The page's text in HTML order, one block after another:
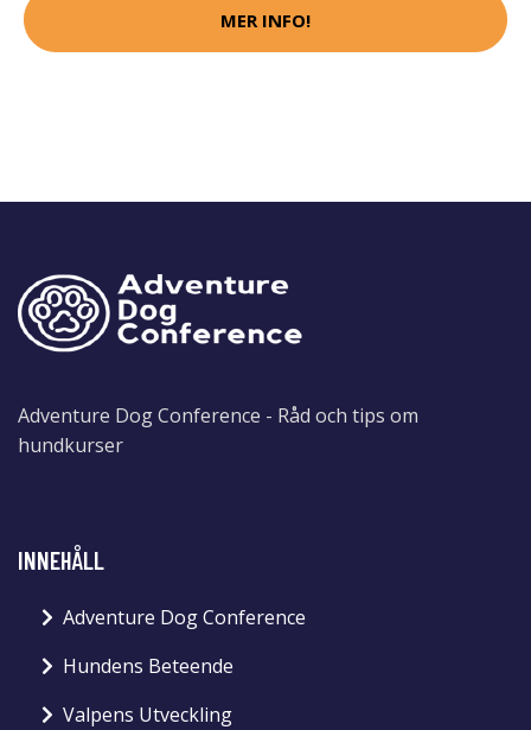
MER INFO!
Adventure Dog Conference - Råd och tips om
hundkurser
INNEHÅLL
Adventure Dog Conference
Hundens Beteende
Valpens Utveckling